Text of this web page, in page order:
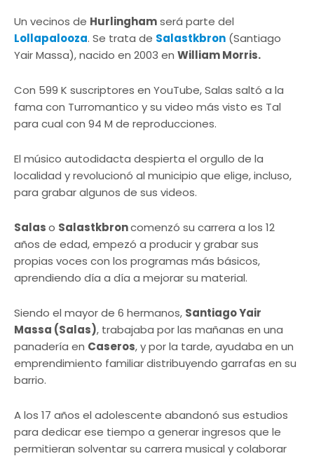
Un vecinos de Hurlinghamserá parte del
Lollapalooza. Se trata de Salastkbron (Santiago
Yair Massa), nacido en 2003 en William Morris.
Con 599 K suscriptores en YouTube, Salas saltó a la
fama con Turromantico y su video más visto es Tal
para cual con 94 M de reproducciones.
El músico autodidacta despierta el orgullo de la
localidad y revolucionó al municipio que elige, incluso,
para grabar algunos de sus videos.
Salaso Salastkbroncomenzó su carrera a los 12
años de edad, empezó a producir y grabar sus
propias voces con los programas más básicos,
aprendiendo día a día a mejorar su material.
Siendo el mayor de 6 hermanos, Santiago Yair
Massa (Salas), trabajaba por las mañanas en una
panadería en Caseros, y por la tarde, ayudaba en un
emprendimiento familiar distribuyendo garrafas en su
barrio.
A los 17 años el adolescente abandonó sus estudios
para dedicar ese tiempo a generar ingresos que le
permitieran solventar su carrera musical y colaborar